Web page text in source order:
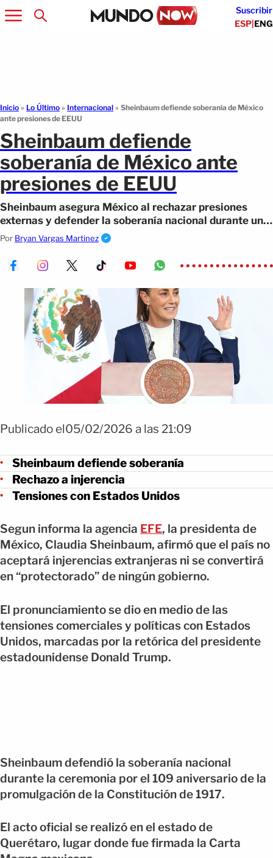
Suscribir
ESP|ENG
Inicio » Lo Último » Internacional » Sheinbaum defiende soberanía de México
ante presiones de EEUU
Sheinbaum defiende
soberanía de México ante
presiones de EEUU
Sheinbaum asegura México al rechazar presiones
externas y defender la soberanía nacional durante un
acto constitucional.
Por Bryan Vargas Martinez
Publicado el05/02/2026 a las 21:09
Sheinbaum defiende soberanía
Rechazo a injerencia
Tensiones con Estados Unidos
Segun informa la agencia EFE, la presidenta de
México, Claudia Sheinbaum, afirmó que el país no
aceptará injerencias extranjeras ni se convertirá
en “protectorado” de ningún gobierno.
El pronunciamiento se dio en medio de las
tensiones comerciales y políticas con Estados
Unidos, marcadas por la retórica del presidente
estadounidense Donald Trump.
Sheinbaum defendió la soberanía nacional
durante la ceremonia por el 109 aniversario de la
promulgación de la Constitución de 1917.
El acto oficial se realizó en el estado de
Querétaro, lugar donde fue firmada la Carta